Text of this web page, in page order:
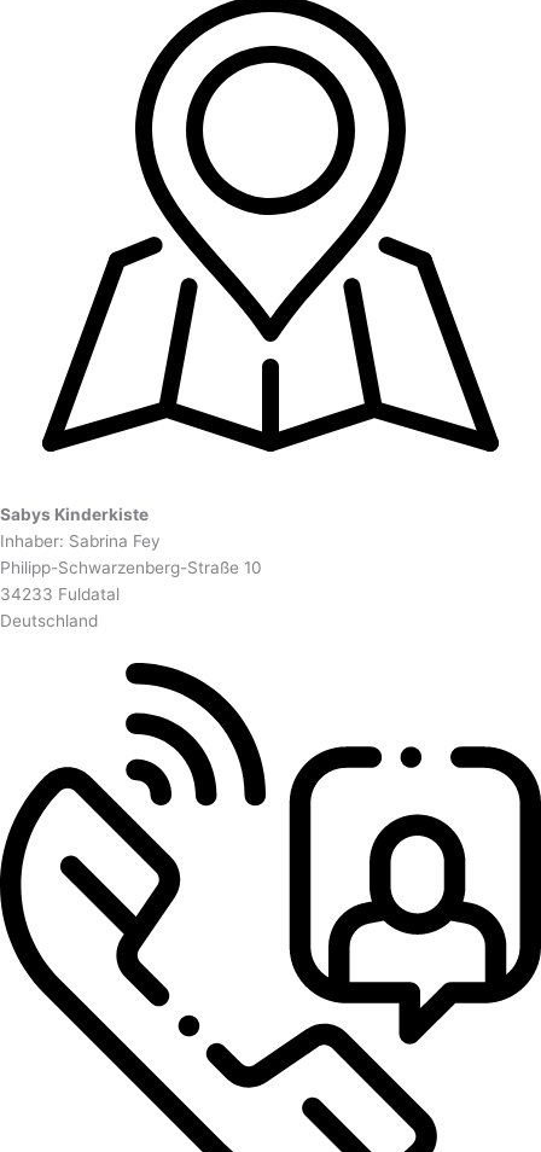
Sabys Kinderkiste
Inhaber: Sabrina Fey
Philipp-Schwarzenberg-Straße 10
34233 Fuldatal
Deutschland